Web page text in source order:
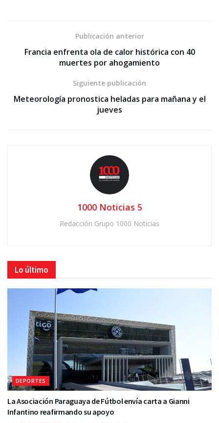
Publicación anterior
Francia enfrenta ola de calor histórica con 40
muertes por ahogamiento
Siguiente publicación
Meteorología pronostica heladas para mañana y el
jueves
1000 Noticias 5
Redacción Grupo 1000 Noticias
Lo último
DEPORTES
La Asociación Paraguaya de Fútbol envía carta a Gianni
Infantino reafirmando su apoyo